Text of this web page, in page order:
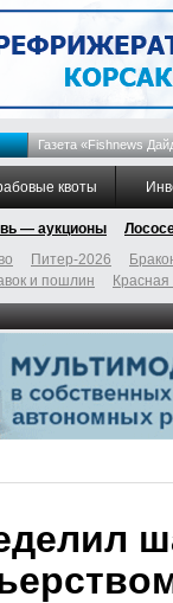
Газета «Fishnews
квоты
— аукционы
Питер-2026
и пошлин